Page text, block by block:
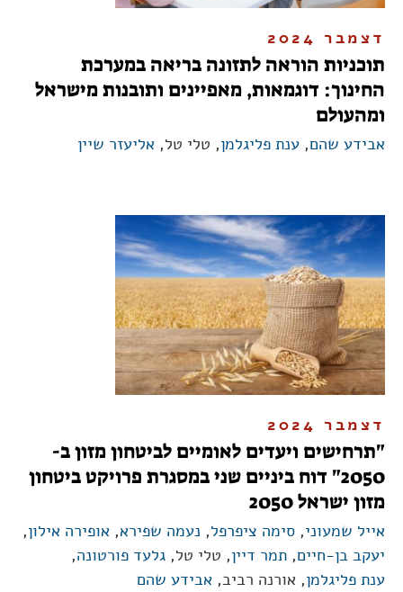
דצמבר 2024
תוכניות הוראה לתזונה בריאה במערכת
החינוך: דוגמאות, מאפיינים ותובנות מישראל
ומהעולם
אבידע שהם, ענת פליגלמן, טלי טל, אליעזר שיין
דצמבר 2024
"תרחישים ויעדים לאומיים לביטחון מזון ב-
2050" דוח ביניים שני במסגרת פרויקט ביטחון
מזון ישראל 2050
אייל שמעוני, סימה ציפרפל, נעמה שפירא, אופירה אילון,
יעקב בן-חיים, תמר דיין, טלי טל, גלעד פורטונה,
ענת פליגלמן, אורנה רביב, אבידע שהם